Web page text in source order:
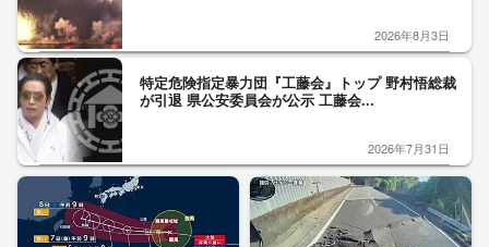
2026年8月3日
特定危険指定暴力団『工藤会』トップ 野村悟総裁
が引退 県公安委員会が公示 工藤会...
2026年7月31日